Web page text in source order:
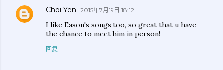
Choi Yen 2015年7月19日 18:12
I like Eason's songs too, so great that u have
the chance to meet him in person!
回复